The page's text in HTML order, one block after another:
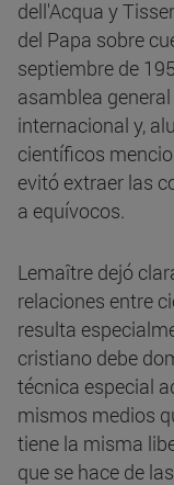
dell'Acqua y
del Papa sobre
septiembre de
asamblea
internacional y,
científicos
evitó extraer las
a equívocos.
Lemaître dejó
relaciones entre
resulta
cristiano debe
técnica especial
mismos medios
tiene la misma
que se hace de